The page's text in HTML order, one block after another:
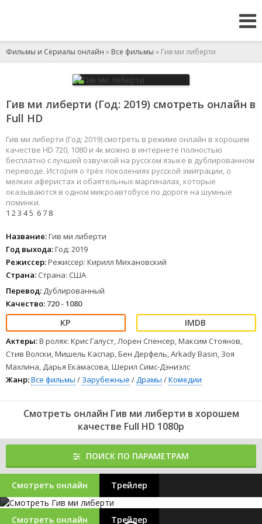
Фильмы и Сериалы онлайн » Все фильмы » Гив ми либерти
Гив ми либерти (Год: 2019) смотреть онлайн в
Full HD
Гив ми либерти (Год: 2019) смотреть в режиме онлайн в хорошем
качестве HD 720, 1080 и 4к можно в интернете полностью
бесплатно с лучшей озвучкой на русском языке в дублированном
переводе. История о трёх поколениях русской эмиграции, о
мелких аферистах и обаятельных маргиналах, которые
оказываются в одном микроавтобусе по дороге на шумные
поминки.
1 23 45 67 8
Название:Гив ми либерти
Год выхода:Год: 2019
Режиссер:Режиссер: Кирилл Михановский
Страна: Страна: США
Перевод: Дублированный
Качество: 720 - 1080
Актеры:В ролях: Крис Галуст, Лорен Спенсер, Максим Стоянов,
Стив Волски, Мишель Каспар, Бен Дерфель, Arkady Basin, Зоя
Махлина, Дарья Екамасова, Шерил Симс-Дэниэлс
Жанр:Все фильмы / Зарубежные /Драмы /Комедии
Смотреть онлайн Гив ми либерти в хорошем
качестве Full HD 1080p
ПОИСК ПО ПАРАМЕТРАМ
Смотреть онлайн Трейлер
Смотреть онлайн Трейлер